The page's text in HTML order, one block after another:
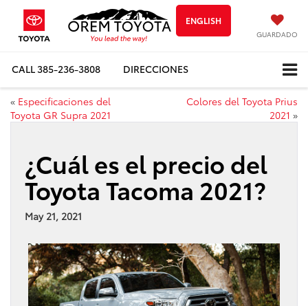
ENGLISH
GUARDADO
CALL385-236-3808 DIRECCIONES
« Especificaciones del
Toyota GR Supra 2021
Colores del Toyota Prius
2021 »
¿Cuál es el precio del
Toyota Tacoma 2021?
May 21, 2021